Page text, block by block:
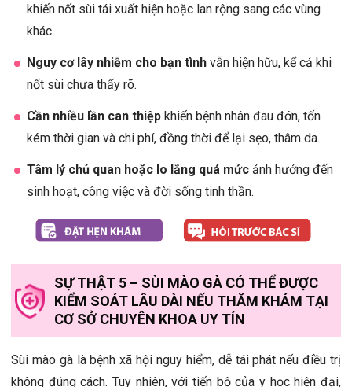
khiến nốt sùi tái xuất hiện hoặc lan rộng sang các vùng
khác.
Nguy cơ lây nhiễm cho bạn tình vẫn hiện hữu, kể cả khi
nốt sùi chưa thấy rõ.
Cần nhiều lần can thiệp khiến bệnh nhân đau đớn, tốn
kém thời gian và chi phí, đồng thời để lại sẹo, thâm da.
Tâm lý chủ quan hoặc lo lắng quá mức ảnh hưởng đến
sinh hoạt, công việc và đời sống tinh thần.
SỰ THẬT 5 – SÙI MÀO GÀ CÓ THỂ ĐƯỢC
KIỂM SOÁT LÂU DÀI NẾU THĂM KHÁM TẠI
CƠ SỞ CHUYÊN KHOA UY TÍN
Sùi mào gà là bệnh xã hội nguy hiểm, dễ tái phát nếu điều trị
không đúng cách. Tuy nhiên, với tiến bộ của y học hiện đại,